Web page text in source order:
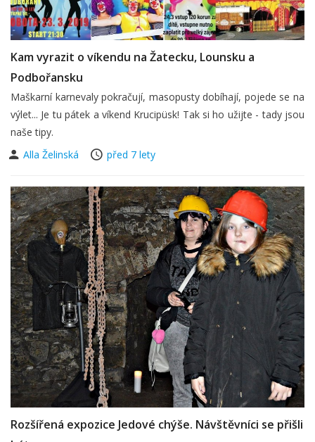
Kam vyrazit o víkendu na Žatecku, Lounsku a
Podbořansku
Maškarní karnevaly pokračují, masopusty dobíhají, pojede se na
výlet... Je tu pátek a víkend Krucipüsk! Tak si ho užijte - tady jsou
naše tipy.
Alla Želinská
před 7 lety
Rozšířená expozice Jedové chýše. Návštěvníci se přišli